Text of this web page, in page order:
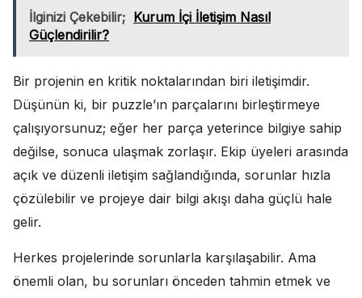
İlginizi Çekebilir; Kurum İçi İletişim Nasıl
Güçlendirilir?
Bir projenin en kritik noktalarından biri iletişimdir.
Düşünün ki, bir puzzle’ın parçalarını birleştirmeye
çalışıyorsunuz; eğer her parça yeterince bilgiye sahip
değilse, sonuca ulaşmak zorlaşır. Ekip üyeleri arasında
açık ve düzenli iletişim sağlandığında, sorunlar hızla
çözülebilir ve projeye dair bilgi akışı daha güçlü hale
gelir.
Herkes projelerinde sorunlarla karşılaşabilir. Ama
önemli olan, bu sorunları önceden tahmin etmek ve